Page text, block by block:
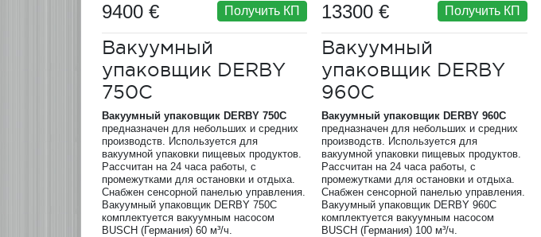
9400 € Получить КП
Вакуумный
упаковщик DERBY
750C
Вакуумный упаковщик DERBY 750C
предназначен для небольших и средних
производств. Используется для
вакуумной упаковки пищевых продуктов.
Рассчитан на 24 часа работы, с
промежутками для остановки и отдыха.
Снабжен сенсорной панелью управления.
Вакуумный упаковщик DERBY 750C
комплектуется вакуумным насосом
BUSCH (Германия) 60 м³/ч.
13300 € Получить КП
Вакуумный
упаковщик DERBY
960C
Вакуумный упаковщик DERBY 960C
предназначен для небольших и средних
производств. Используется для
вакуумной упаковки пищевых продуктов.
Рассчитан на 24 часа работы, с
промежутками для остановки и отдыха.
Снабжен сенсорной панелью управления.
Вакуумный упаковщик DERBY 960C
комплектуется вакуумным насосом
BUSCH (Германия) 100 м³/ч.